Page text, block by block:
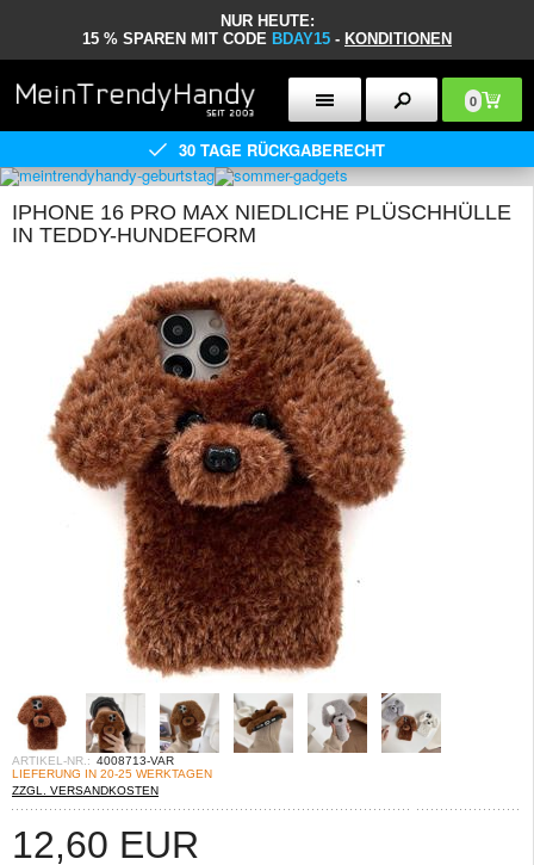
NUR HEUTE:
15 % SPAREN MIT CODE BDAY15 - KONDITIONEN
0
30 TAGE RÜCKGABERECHT
IPHONE 16 PRO MAX NIEDLICHE PLÜSCHHÜLLE
IN TEDDY-HUNDEFORM
ARTIKEL-NR.: 4008713-VAR
LIEFERUNG IN 20-25 WERKTAGEN
ZZGL. VERSANDKOSTEN
12,60 EUR